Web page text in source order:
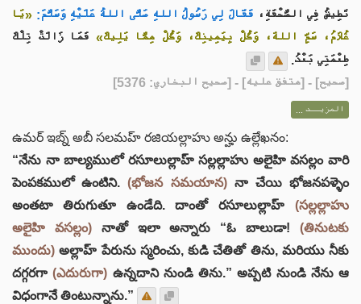
تَطِيشُ فِي الصَّحْفَةِ، فَقَالَ لِي رَسُولُ اللهِ صَلَّى اللهُ عَلَيْهِ وَسَلَّمَ: «يَا
غُلَامُ، سَمِّ اللهَ، وَكُلْ بِيَمِينِكَ، وَكُلْ مِمَّا يَلِيكَ»فَمَا زَالَتْ تِلْكَ
طِعْمَتِي بَعْدُ.
[صحيح] - [متفق عليه] - [صحيح البخاري: 5376]
المزيــد ...
ఉమర్ ఇబ్న్ అబీ సలమహ్ రజియల్లాహు అన్హు ఉల్లేఖనం:
“నేను నా బాల్యములో రసూలుల్లాహ్ సల్లల్లాహు అలైహి వసల్లం వారి
పెంపకములో ఉంటిని.(భోజన సమయాన)నా చేయి భోజనపళ్ళెం
అంతటా తిరుగుతూ ఉండేది. దాంతో రసూలుల్లాహ్ (సల్లల్లాహు
అలైహి వసల్లం)నాతో ఇలా అన్నారు “ఓ బాలుడా!(తినుటకు
ముందు) అల్లాహ్ పేరును స్మరించు, కుడి చేతితో తిను, మరియు నీకు
దగ్గరగా(ఎదురుగా) ఉన్నదాని నుండి తిను.” అప్పటి నుండి నేను ఆ
విధంగానే తింటున్నాను.”